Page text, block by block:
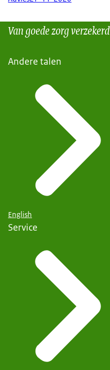
Van goede zorg verzekerd
Andere talen
English
Service